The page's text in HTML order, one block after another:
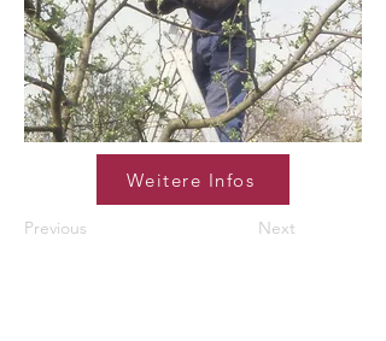
Weitere Infos
Previous Next